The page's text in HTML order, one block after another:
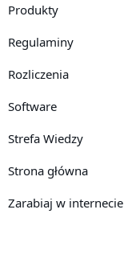
Produkty
Regulaminy
Rozliczenia
Software
Strefa Wiedzy
Strona główna
Zarabiaj w internecie